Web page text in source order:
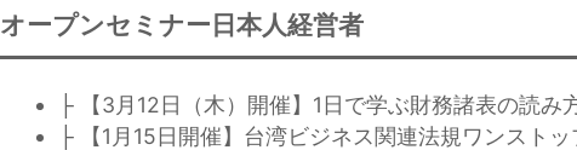
オープンセミナー日本人経営者
├ 【3月12日（木）開催】1日で学ぶ財務諸表の読み
├ 【1月15日開催】台湾ビジネス関連法規ワンスト